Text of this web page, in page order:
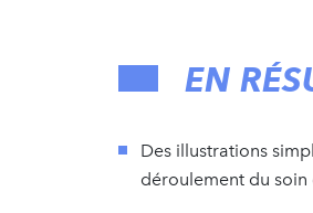
EN
Des illustrations
déroulement du soin